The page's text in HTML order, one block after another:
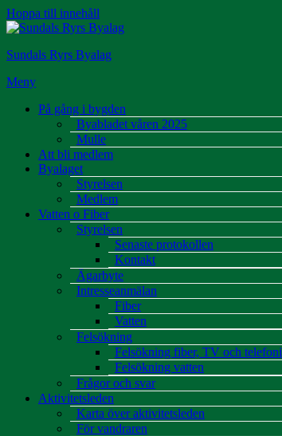
Hoppa till innehåll
Sundals Ryrs Byalag
Meny
På gång i bygden
Byabladet våren 2025
Mulle
Att bli medlem
Byalaget
Styrelsen
Medlem
Vatten o Fiber
Styrelsen
Senaste protokollen
Kontakt
Ägarbyte
Intresseanmälan
Fiber
Vatten
Felsökning
Felsökning fiber, TV och telefoni
Felsökning vatten
Frågor och svar
Aktivitetsleden
Karta över aktivitetsleden
För vandraren